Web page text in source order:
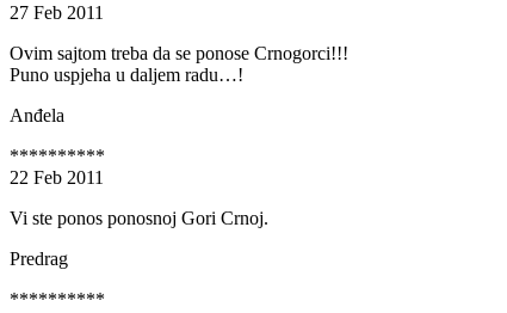
27 Feb 2011
Ovim sajtom treba da se ponose Crnogorci!!!
Puno uspjeha u daljem radu…!
Anđela
**********
22 Feb 2011
Vi ste ponos ponosnoj Gori Crnoj.
Predrag
**********